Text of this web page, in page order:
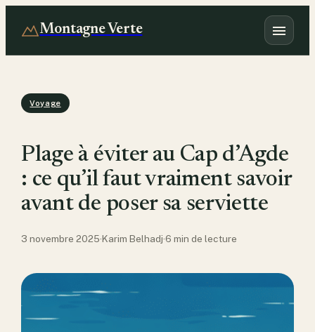
Montagne Verte
Voyage
Plage à éviter au Cap d’Agde
: ce qu’il faut vraiment savoir
avant de poser sa serviette
3 novembre 2025·Karim Belhadj·6 min de lecture